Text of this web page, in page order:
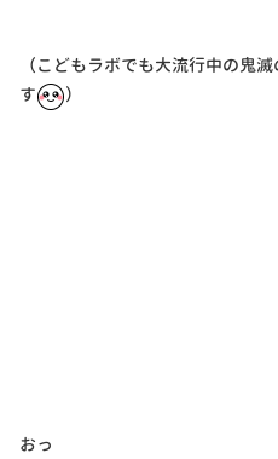
（こどもラボでも大流行中の鬼
す
）
おっ